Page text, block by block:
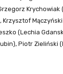
Krychowiak
Mączyński
(Lechia
Piotr Zieliński